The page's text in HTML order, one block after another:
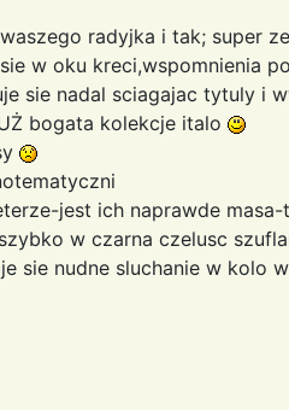
radyjka i tak; super
w oku kreci,wspomnienia
sie nadal sciagajac tytuly i
bogata kolekcje italo
jest ich naprawde
w czarna czelusc
sie nudne sluchanie w kolo